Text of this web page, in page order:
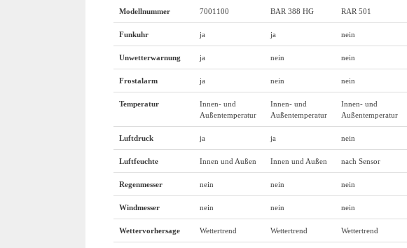
Modellnummer 7001100 BAR 388 HG RAR 501
Funkuhr ja ja nein
Unwetterwarnung ja nein nein
Frostalarm ja nein nein
Temperatur
Innen- und
Außentemperatur
Innen- und
Außentemperatur
Innen- und
Außentemperatur
Luftdruck ja ja nein
Luftfeuchte Innen und Außen Innen und Außen nach Sensor
Regenmesser nein nein nein
Windmesser nein nein nein
Wettervorhersage Wettertrend Wettertrend Wettertrend